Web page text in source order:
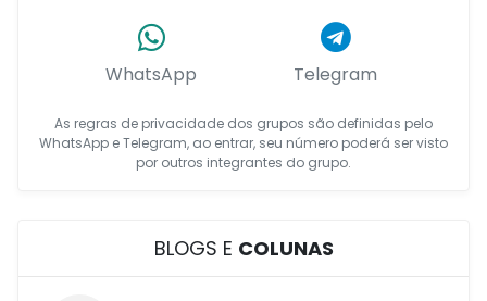
WhatsApp Telegram
As regras de privacidade dos grupos são definidas pelo
WhatsApp e Telegram, ao entrar, seu número poderá ser visto
por outros integrantes do grupo.
BLOGS E COLUNAS